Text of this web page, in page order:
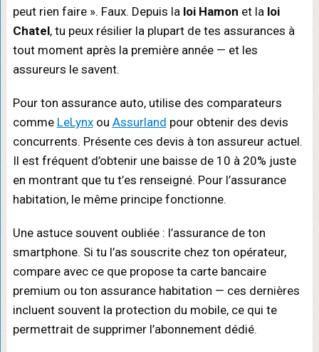
peut rien faire ». Faux. Depuis la loi Hamon et la loi
Chatel, tu peux résilier la plupart de tes assurances à
tout moment après la première année — et les
assureurs le savent.
Pour ton assurance auto, utilise des comparateurs
comme LeLynxou Assurland pour obtenir des devis
concurrents. Présente ces devis à ton assureur actuel.
Il est fréquent d’obtenir une baisse de 10 à 20% juste
en montrant que tu t’es renseigné. Pour l’assurance
habitation, le même principe fonctionne.
Une astuce souvent oubliée : l’assurance de ton
smartphone. Si tu l’as souscrite chez ton opérateur,
compare avec ce que propose ta carte bancaire
premium ou ton assurance habitation — ces dernières
incluent souvent la protection du mobile, ce qui te
permettrait de supprimer l’abonnement dédié.